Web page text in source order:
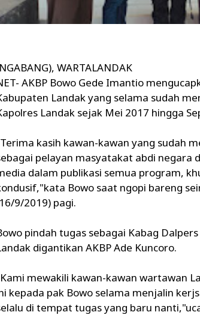
WARTALANDAK
AKBP Bowo Gede Imantio
Landak yang selama sudah
Landak sejak Mei 2017 hingga
kasih kawan-kawan yang sudah
pelayan masyatakat abdi negara
dalam publikasi semua program,
Bowo saat ngopi bareng
9/2019) pagi.
pindah tugas sebagai Kabag
digantikan AKBP Ade Kuncoro.
mewakili kawan-kawan wartawan
kepada pak Bowo selama menjalin
di tempat tugas yang baru